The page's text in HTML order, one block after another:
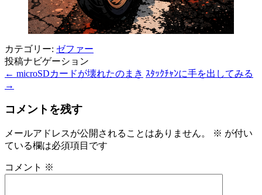
カテゴリー: ゼファー
投稿ナビゲーション
← microSDカードが壊れたのまき ｽﾀｯｸﾁｬﾝに手を出してみる
→
コメントを残す
メールアドレスが公開されることはありません。 ※ が付い
ている欄は必須項目です
コメント ※